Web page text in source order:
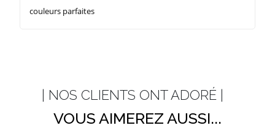
couleurs parfaites
| NOS CLIENTS ONT ADORÉ |
VOUS AIMEREZ AUSSI...